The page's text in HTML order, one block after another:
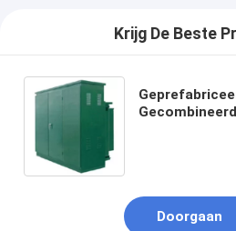
Krijg De Beste
Doorgaan